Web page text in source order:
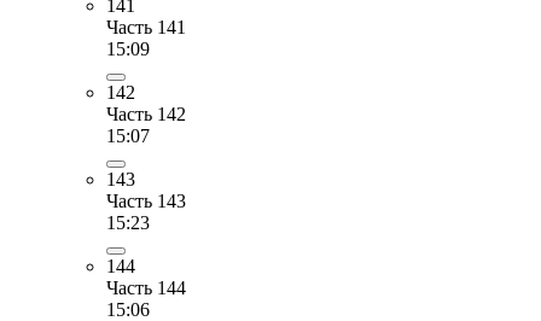
141
Часть 141
15:09
142
Часть 142
15:07
143
Часть 143
15:23
144
Часть 144
15:06